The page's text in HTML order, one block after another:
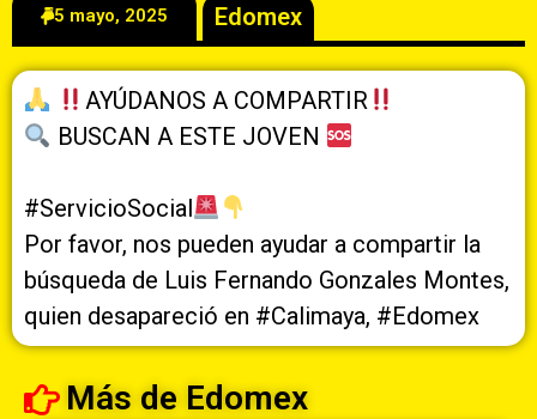
5 mayo, 2025 Edomex
AYÚDANOS A COMPARTIR
BUSCAN A ESTE JOVEN
#ServicioSocial
Por favor, nos pueden ayudar a compartir la
búsqueda de Luis Fernando Gonzales Montes,
quien desapareció en #Calimaya, #Edomex
Más de Edomex